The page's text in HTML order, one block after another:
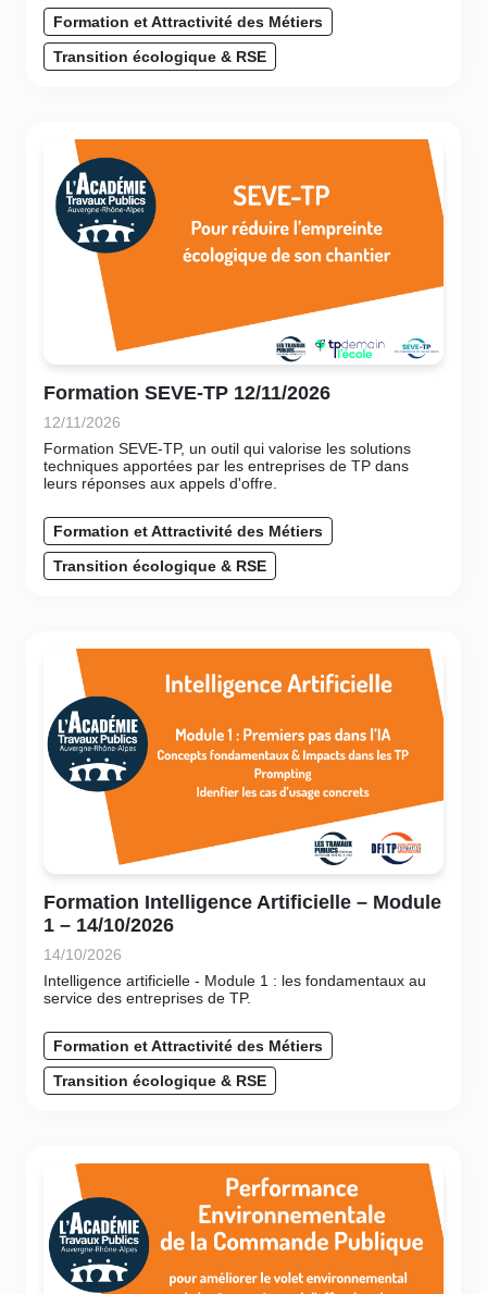
Formation et Attractivité des Métiers
Transition écologique & RSE
Formation SEVE-TP 12/11/2026
12/11/2026
Formation SEVE-TP, un outil qui valorise les solutions
techniques apportées par les entreprises de TP dans
leurs réponses aux appels d'offre.
Formation et Attractivité des Métiers
Transition écologique & RSE
Formation Intelligence Artificielle – Module
1 – 14/10/2026
14/10/2026
Intelligence artificielle - Module 1 : les fondamentaux au
service des entreprises de TP.
Formation et Attractivité des Métiers
Transition écologique & RSE